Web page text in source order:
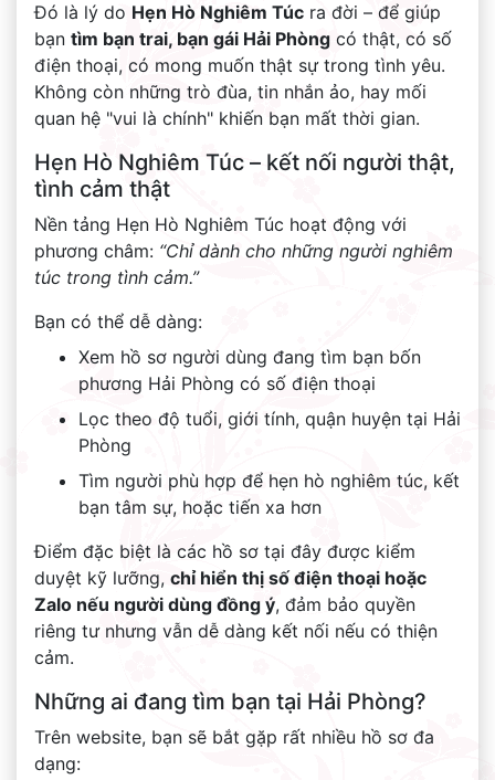
Đó là lý do Hẹn Hò Nghiêm Túc ra đời – để giúp
bạn tìm bạn trai, bạn gái Hải Phòng có thật, có số
điện thoại, có mong muốn thật sự trong tình yêu.
Không còn những trò đùa, tin nhắn ảo, hay mối
quan hệ "vui là chính" khiến bạn mất thời gian.
Hẹn Hò Nghiêm Túc – kết nối người thật,
tình cảm thật
Nền tảng Hẹn Hò Nghiêm Túc hoạt động với
phương châm: “Chỉ dành cho những người nghiêm
túc trong tình cảm.”
Bạn có thể dễ dàng:
Xem hồ sơ người dùng đang tìm bạn bốn
phương Hải Phòng có số điện thoại
Lọc theo độ tuổi, giới tính, quận huyện tại Hải
Phòng
Tìm người phù hợp để hẹn hò nghiêm túc, kết
bạn tâm sự, hoặc tiến xa hơn
Điểm đặc biệt là các hồ sơ tại đây được kiểm
duyệt kỹ lưỡng, chỉ hiển thị số điện thoại hoặc
Zalo nếu người dùng đồng ý, đảm bảo quyền
riêng tư nhưng vẫn dễ dàng kết nối nếu có thiện
cảm.
Những ai đang tìm bạn tại Hải Phòng?
Trên website, bạn sẽ bắt gặp rất nhiều hồ sơ đa
dạng: